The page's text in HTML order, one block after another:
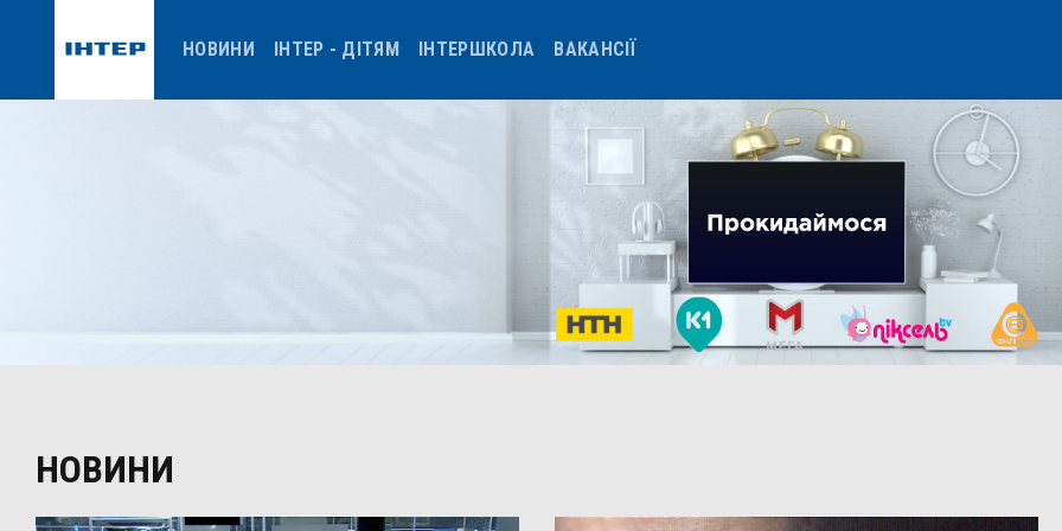
НОВИНИ ІНТЕР - ДІТЯМ ІНТЕРШКОЛА ВАКАНСІЇ
НОВИНИ